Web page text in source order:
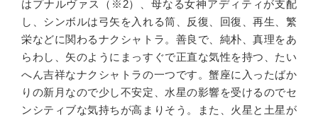
はプナルヴァス（※2）、母なる女神アディティが支配
し、シンボルは弓矢を入れる筒、反復、回復、再生、繁
栄などに関わるナクシャトラ。善良で、純朴、真理をあ
らわし、矢のようにまっすぐで正直な気性を持つ、たい
へん吉祥なナクシャトラの一つです。蟹座に入ったばか
りの新月なので少し不安定、水星の影響を受けるのでセ
ンシティブな気持ちが高まりそう。また、火星と土星が